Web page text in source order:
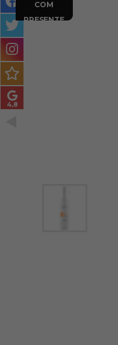
MASCULINO
MÉTODO
COM
PRESENTE